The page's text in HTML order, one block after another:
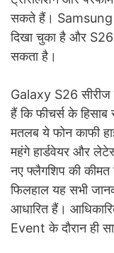
सकते हैं। Samsung
दिखा चुका है और S26
सकता है।
Galaxy S26
हैं कि फीचर्स के
मतलब ये फोन काफी
महंगे हार्डवेयर और
नए फ्लैगशिप की
फिलहाल यह सभी
आधारित हैं।
Event के दौरान ही